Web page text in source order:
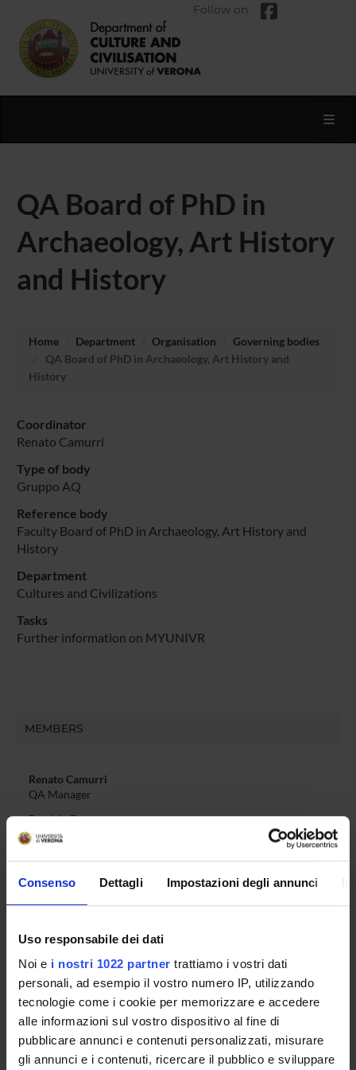
Consenso Dettagli Impostazioni degli annunci
Uso responsabile dei dati
Noi e i nostri 1022 partner trattiamo i vostri dati
personali, ad esempio il vostro numero IP, utilizzando
tecnologie come i cookie per memorizzare e accedere
alle informazioni sul vostro dispositivo al fine di
pubblicare annunci e contenuti personalizzati, misurare
gli annunci e i contenuti, ricercare il pubblico e sviluppare
Follow on
QA Board of PhD in
Archaeology, Art History
and History
Home Department Organisation
Governing bodies
QA Board of PhD in Archaeology, Art History and
History
Coordinator
Renato Camurri
Type of body
Gruppo AQ
Reference body
Faculty Board of PhD in Archaeology, Art History and
History
Department
Cultures and Civilizations
Tasks
Further information on MYUNIVR
MEMBERS
Renato Camurri
QA Manager
Patrizia Basso
Member
Emanuela Gamberoni
Andrea Franzoni
Angelica Gabrielli
PhD student representative
RECORDS AND DOCUMENTS